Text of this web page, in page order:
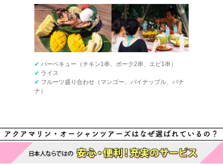
✔ バーベキュー（チキン1串、ポーク2串、エビ1串）
✔ ライス
✔ フルーツ盛り合わせ（マンゴー、パイナップル、バナ
ナ）